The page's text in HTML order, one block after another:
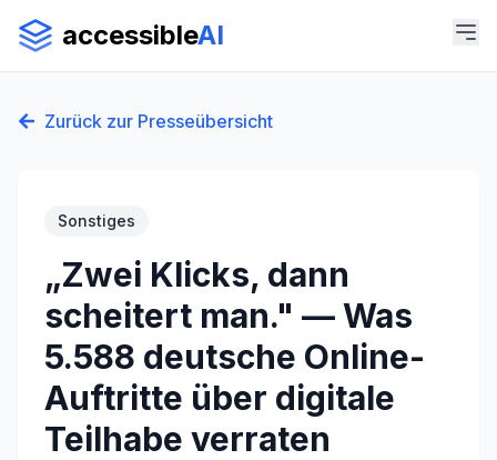
accessibleAI
Zurück zur Presseübersicht
Sonstiges
„Zwei Klicks, dann
scheitert man." — Was
5.588 deutsche Online-
Auftritte über digitale
Teilhabe verraten